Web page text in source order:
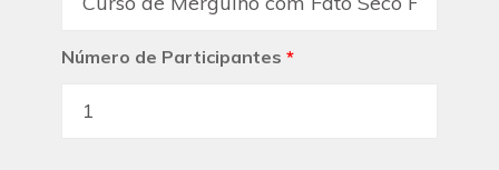
Número de Participantes *